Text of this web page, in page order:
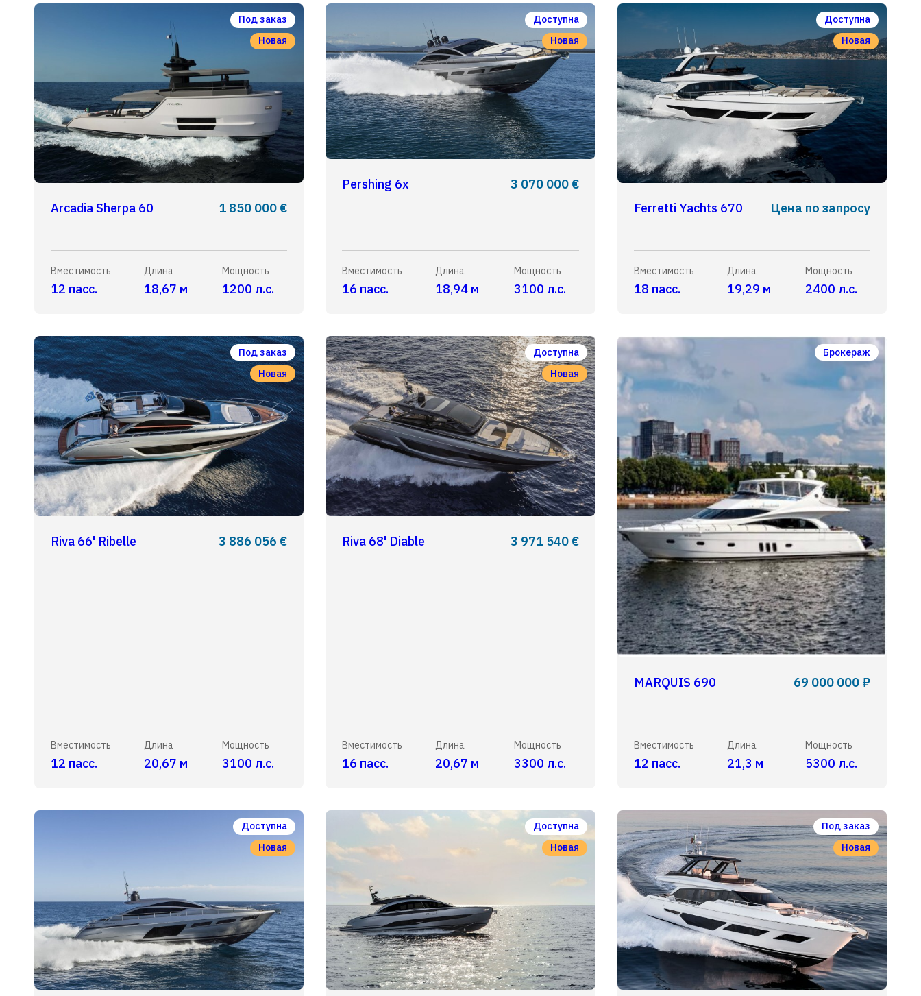
Под заказ
Новая
Arcadia Sherpa 60 1 850 000 €
Вместимость
12 пасс.
Длина
18,67 м
Мощность
1200 л.с.
Доступна
Новая
Pershing 6x 3 070 000 €
Вместимость
16 пасс.
Длина
18,94 м
Мощность
3100 л.с.
Доступна
Новая
Ferretti Yachts 670 Цена по запросу
Вместимость
18 пасс.
Длина
19,29 м
Мощность
2400 л.с.
Под заказ
Новая
Riva 66' Ribelle 3 886 056 €
Вместимость
12 пасс.
Длина
20,67 м
Мощность
3100 л.с.
Доступна
Новая
Riva 68' Diable 3 971 540 €
Вместимость
16 пасс.
Длина
20,67 м
Мощность
3300 л.с.
Брокераж
MARQUIS 690 69 000 000 ₽
Вместимость
12 пасс.
Длина
21,3 м
Мощность
5300 л.с.
Доступна
Новая
Доступна
Новая
Под заказ
Новая